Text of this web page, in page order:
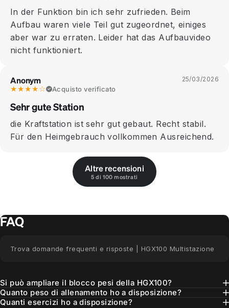
In der Funktion bin ich sehr zufrieden. Beim
Aufbau waren viele Teil gut zugeordnet, einiges
aber war zu erraten. Leider hat das Aufbauvideo
nicht funktioniert.
Anonym
★★★★☆ Acquisto verificato
25/03/2026
Sehr gute Station
die Kraftstation ist sehr gut gebaut. Recht stabil.
Für den Heimgebrauch vollkommen Ausreichend.
Altre recensioni
5 di 100 mostrati
FAQ
Trova domande frequenti e risposte | HGX100 Multistazione
Si può ampliare il blocco pesi della HGX100?
Quanto peso di allenamento ho a disposizione?
Quanti esercizi ho a disposizione?